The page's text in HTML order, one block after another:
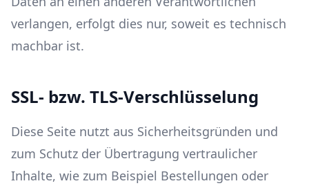
verlangen, erfolgt dies nur, soweit es technisch
machbar ist.
SSL- bzw. TLS-Verschlüsselung
Diese Seite nutzt aus Sicherheitsgründen und
zum Schutz der Übertragung vertraulicher
Inhalte, wie zum Beispiel Bestellungen oder